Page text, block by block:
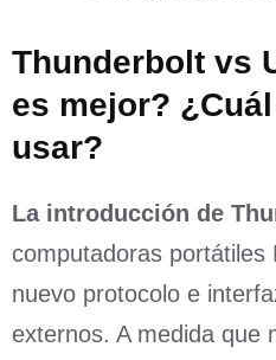
Thunderbolt vs
es mejor?
usar?
La introducción de
computadoras portátiles
nuevo protocolo e
externos. A medida que